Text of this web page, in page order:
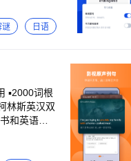
词内容，单
谜 日语
▪2000词根
林斯英汉双
和英语教
例句，覆